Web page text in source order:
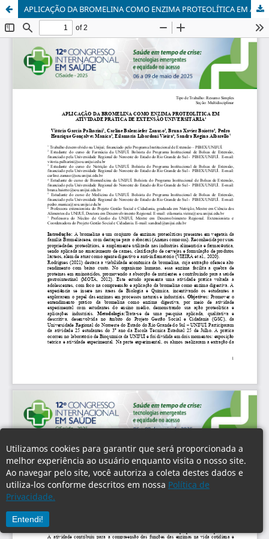
Utilizamos cookies para garantir que será proporcionada a
melhor experiência ao usuário enquanto visita o nosso site.
Ao navegar pelo site, você autoriza a coleta destes dados e
utiliza-los conforme descritos em nossa Política de
Privacidade.
Entendi!
APLICAÇÃO DA BROMELINA COMO ENZIMA PROTEOLÍTICA EM ATIVIDADE PRÁTICA DE EXTENSÃO UNIVERSITÁRIA